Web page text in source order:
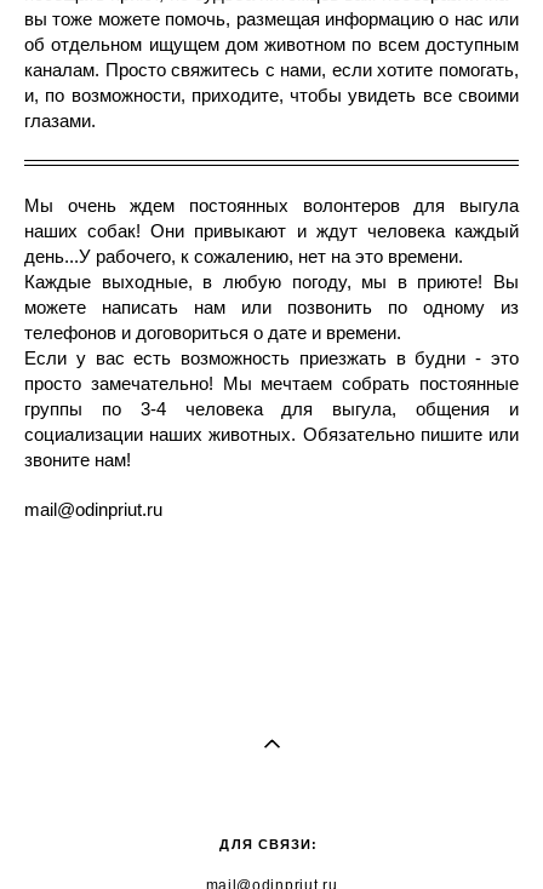
вы тоже можете помочь, размещая информацию о нас или
об отдельном ищущем дом животном по всем доступным
каналам. Просто свяжитесь с нами, если хотите помогать,
и, по возможности, приходите, чтобы увидеть все своими
глазами.
Мы очень ждем постоянных волонтеров для выгула
наших собак! Они привыкают и ждут человека каждый
день...У рабочего, к сожалению, нет на это времени.
Каждые выходные, в любую погоду, мы в приюте! Вы
можете написать нам или позвонить по одному из
телефонов и договориться о дате и времени.
Если у вас есть возможность приезжать в будни - это
просто замечательно! Мы мечтаем собрать постоянные
группы по 3-4 человека для выгула, общения и
социализации наших животных. Обязательно пишите или
звоните нам!
mail@odinpriut.ru
ДЛЯ СВЯЗИ:
mail@odinpriut.ru